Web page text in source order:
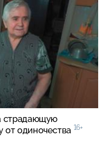
страдающую
одиночества 16+